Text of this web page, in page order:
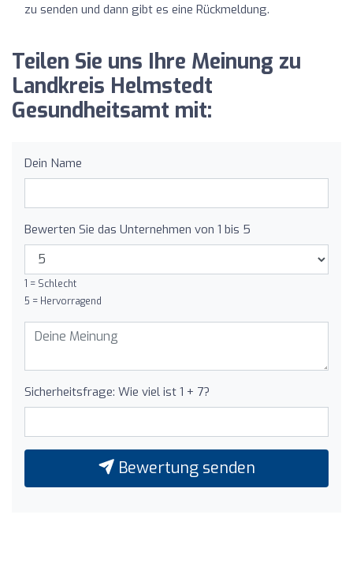
zu senden und dann gibt es eine Rückmeldung.
Teilen Sie uns Ihre Meinung zu
Landkreis Helmstedt
Gesundheitsamt mit:
Dein Name
Bewerten Sie das Unternehmen von 1 bis 5
1 = Schlecht
5 = Hervorragend
Sicherheitsfrage: Wie viel ist 1 + 7?
Bewertung senden